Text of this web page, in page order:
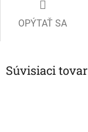
OPÝTAŤ SA
Súvisiaci tovar